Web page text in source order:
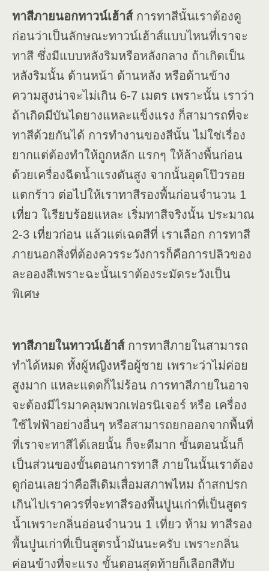
ทาสีภายนอกทาวน์เฮ้าส์การทาสีนั้นเราต้องดู
ก่อนว่าเป็นลักษณะทาวน์เฮ้าส์แบบไหนที่เราจะ
ทาสี ซึ่งมีแบบหลังริมหรือหลังกลาง ถ้าเกิดเป็น
หลังริมนั้น ด้านหน้า ด้านหลัง หรือด้านข้าง
ความสูงน่าจะไม่เกิน 6-7 เมตร เพราะนั้น เราว่า
ถ้าเกิดมีบันไดยางแหละแข็งแรง ก็สามารถที่จะ
ทาสีด้วยกันได้ การทำงานของสีนั้น ไม่ใช่เรื่อง
ยากแต่ต้องทำให้ถูกหลัก แรกๆ ให้ล้างพื้นก่อน
ด้วยเครื่องฉีดน้ำแรงดันสูง จากนั้นอุดโป๊วรอย
แตกร้าว ต่อไปให้เราทาสีรองพื้นก่อนจำนวน 1
เที่ยว ใเรียบร้อยแหละ เริ่มทาสีจริงนั้น ประมาณ
2-3 เที่ยวก่อน แล้วแต่เฉดสีที่ เราเลือก การทาสี
ภายนอกสิ่งที่ต้องควรระวังการก็คือการปลิวของ
ละอองสีเพราะฉะนั้นเราต้องระมัดระวังเป็น
พิเศษ
ทาสีภายในทาวน์เฮ้าส์ การทาสีภายในสามารถ
ทำได้หมด ทั้งผู้หญิงหรือผู้ชาย เพราะว่าไม่ค่อย
สูงมาก แหละแดดก็ไม่ร้อน การทาสีภายในอาจ
จะต้องมีไรมาคลุมพวกเฟอรนิเจอร์ หรือ เครื่อง
ใช้ไฟฟ้าอย่างอื่นๆ หรือสามารถยกออกจากพื้นที่
ที่เราจะทาสีได้เลยนั้น ก็จะดีมาก ขั้นตอนนั้นก็
เป็นส่วนของขั้นตอนการทาสี ภายในนั้นเราต้อง
ดูก่อนเลยว่าคือสีเดิมเสื่อมสภาพไหม ถ้าสกปรก
เกินไปเราควรที่จะทาสีรองพื้นปูนเก่าที่เป็นสูตร
น้ำเพราะกลิ่นอ่อนจำนวน 1 เที่ยว ห้าม ทาสีรอง
พื้นปูนเก่าที่เป็นสูตรน้ำมันนะครับ เพราะกลิ่น
ค่อนข้างที่จะแรง ขั้นตอนสุดท้ายก็เลือกสีทับ